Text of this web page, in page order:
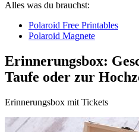
Alles was du brauchst:
Polaroid Free Printables
Polaroid Magnete
Erinnerungsbox:
Taufe oder zur
Erinnerungsbox mit Tickets